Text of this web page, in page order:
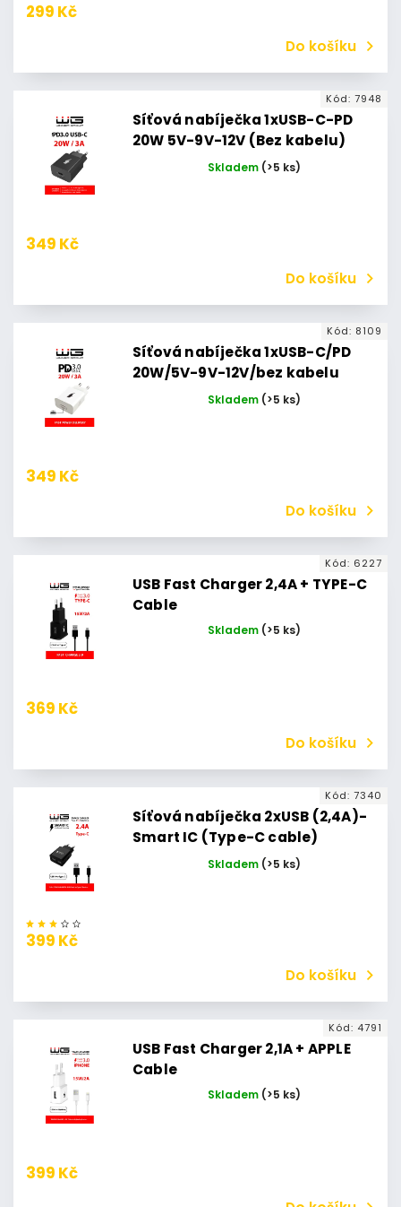
299 Kč
Do košíku
Síťová nabíječka 1xUSB-C-PD
20W 5V-9V-12V (Bez kabelu)
Skladem (>5 ks)
349 Kč
Do košíku
Kód: 7948
Síťová nabíječka 1xUSB-C/PD
20W/5V-9V-12V/bez kabelu
Skladem (>5 ks)
349 Kč
Do košíku
Kód: 8109
USB Fast Charger 2,4A + TYPE-C
Cable
Skladem (>5 ks)
369 Kč
Do košíku
Kód: 6227
Síťová nabíječka 2xUSB (2,4A)-
Smart IC (Type-C cable)
Skladem (>5 ks)
399 Kč
Do košíku
Kód: 7340
USB Fast Charger 2,1A + APPLE
Cable
Skladem (>5 ks)
399 Kč
Kód: 4791